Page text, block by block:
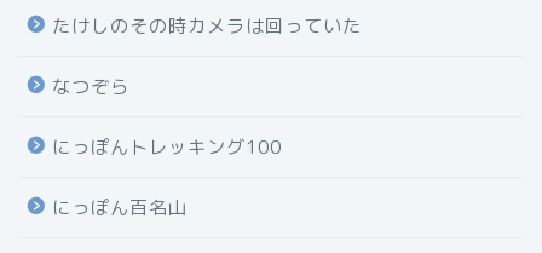
たけしのその時カメラは回っていた
なつぞら
にっぽんトレッキング100
にっぽん百名山